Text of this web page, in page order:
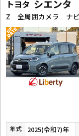
トヨタ シエンタ
年式 2025(令和7)年